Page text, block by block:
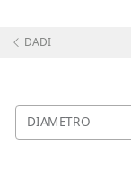
DADI
DIAMETRO